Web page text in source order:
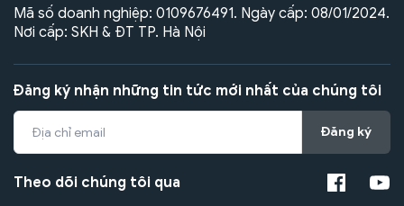
Mã số doanh nghiệp: 0109676491. Ngày cấp: 08/01/2024.
Nơi cấp: SKH & ĐT TP. Hà Nội
Đăng ký nhận những tin tức mới nhất của chúng tôi
Đăng ký
Theo dõi chúng tôi qua